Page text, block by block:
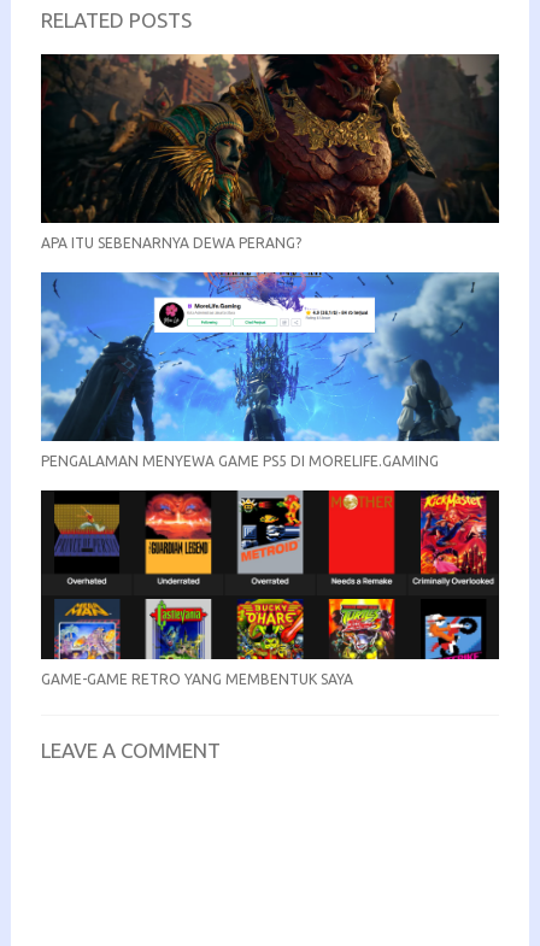
RELATED POSTS
APA ITU SEBENARNYA DEWA PERANG?
PENGALAMAN MENYEWA GAME PS5 DI MORELIFE.GAMING
GAME-GAME RETRO YANG MEMBENTUK SAYA
LEAVE A COMMENT